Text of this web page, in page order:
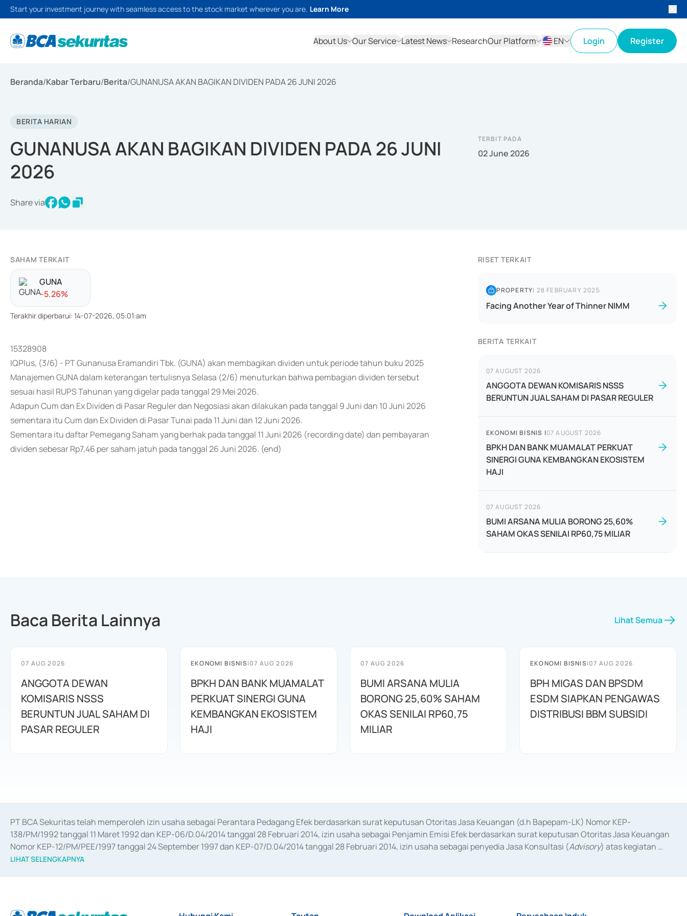
Start your investment journey with seamless access to the stock market wherever you are. Learn More
About Us Our Service Latest News ResearchOur Platform
EN
Login Register
Beranda/Kabar Terbaru/Berita/GUNANUSA AKAN BAGIKAN DIVIDEN PADA 26 JUNI 2026
BERITA HARIAN
GUNANUSA AKAN BAGIKAN DIVIDEN PADA 26 JUNI
2026
Share via
TERBIT PADA
02 June 2026
SAHAM TERKAIT
GUNA
--5.26%
Terakhir diperbarui: 14-07-2026, 05:01:am
15328908
IQPlus, (3/6) - PT Gunanusa Eramandiri Tbk. (GUNA) akan membagikan dividen untuk periode tahun buku 2025
Manajemen GUNA dalam keterangan tertulisnya Selasa (2/6) menuturkan bahwa pembagian dividen tersebut
sesuai hasil RUPS Tahunan yang digelar pada tanggal 29 Mei 2026.
Adapun Cum dan Ex Dividen di Pasar Reguler dan Negosiasi akan dilakukan pada tanggal 9 Juni dan 10 Juni 2026
sementara itu Cum dan Ex Dividen di Pasar Tunai pada 11 Juni dan 12 Juni 2026.
Sementara itu daftar Pemegang Saham yang berhak pada tanggal 11 Juni 2026 (recording date) dan pembayaran
dividen sebesar Rp7,46 per saham jatuh pada tanggal 26 Juni 2026. (end)
RISET TERKAIT
PROPERTY| 28 FEBRUARY 2025
Facing Another Year of Thinner NIMM
BERITA TERKAIT
07 AUGUST 2026
ANGGOTA DEWAN KOMISARIS NSSS
BERUNTUN JUAL SAHAM DI PASAR REGULER
EKONOMI BISNIS |07 AUGUST 2026
BPKH DAN BANK MUAMALAT PERKUAT
SINERGI GUNA KEMBANGKAN EKOSISTEM
HAJI
07 AUGUST 2026
BUMI ARSANA MULIA BORONG 25,60%
SAHAM OKAS SENILAI RP60,75 MILIAR
Baca Berita Lainnya Lihat Semua
07 AUG 2026
ANGGOTA DEWAN
KOMISARIS NSSS
BERUNTUN JUAL SAHAM DI
PASAR REGULER
EKONOMI BISNIS|07 AUG 2026
BPKH DAN BANK MUAMALAT
PERKUAT SINERGI GUNA
KEMBANGKAN EKOSISTEM
HAJI
07 AUG 2026
BUMI ARSANA MULIA
BORONG 25,60% SAHAM
OKAS SENILAI RP60,75
MILIAR
EKONOMI BISNIS|07 AUG 2026
BPH MIGAS DAN BPSDM
ESDM SIAPKAN PENGAWAS
DISTRIBUSI BBM SUBSIDI
PT BCA Sekuritas telah memperoleh izin usaha sebagai Perantara Pedagang Efek berdasarkan surat keputusan Otoritas Jasa Keuangan (d.h Bapepam-LK) Nomor KEP-
138/PM/1992 tanggal 11 Maret 1992 dan KEP-06/D.04/2014 tanggal 28 Februari 2014, izin usaha sebagai Penjamin Emisi Efek berdasarkan surat keputusan Otoritas Jasa Keuangan
Nomor KEP-12/PM/PEE/1997 tanggal 24 September 1997 dan KEP-07/D.04/2014 tanggal 28 Februari 2014, izin usaha sebagai penyedia Jasa Konsultasi (Advisory) atas kegiatan
merger, akuisisi, divestasi, dan
LIHAT SELENGKAPNYA